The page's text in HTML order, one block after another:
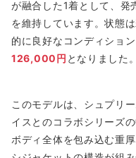
が融合した1着として、発
を維持しています。状態
的に良好なコンディショ
126,000円 となりました。
このモデルは、シュプリ
イスとのコラボシリーズ
ボディ全体を包み込む重